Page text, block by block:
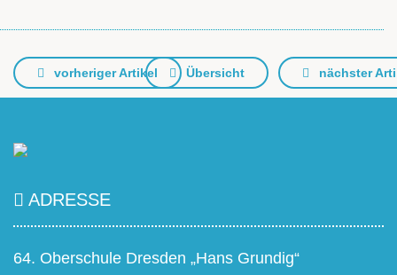
vorheriger Artikel Übersicht nächster
ADRESSE
64. Oberschule Dresden „Hans Grundig“